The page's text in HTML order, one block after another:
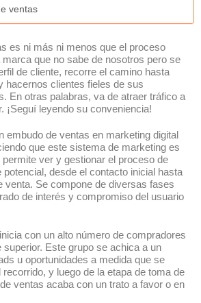
ventas
es ni más ni menos que el proceso
que no sabe de nosotros pero se
de cliente, recorre el camino hasta
hacernos clientes fieles de sus
En otras palabras, va de atraer tráfico a
¡Seguí leyendo su conveniencia!
embudo de ventas en marketing digital
que este sistema de marketing es
ver y gestionar el proceso de
desde el contacto inicial hasta
venta. Se compone de diversas fases
de interés y compromiso del usuario
con un alto número de compradores
superior. Este grupo se achica a un
u oportunidades a medida que se
y luego de la etapa de toma de
ventas acaba con un trato a favor o en